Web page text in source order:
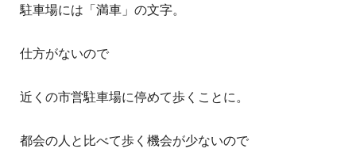
駐車場には「満車」の文字。
仕方がないので
近くの市営駐車場に停めて歩くことに。
都会の人と比べて歩く機会が少ないので